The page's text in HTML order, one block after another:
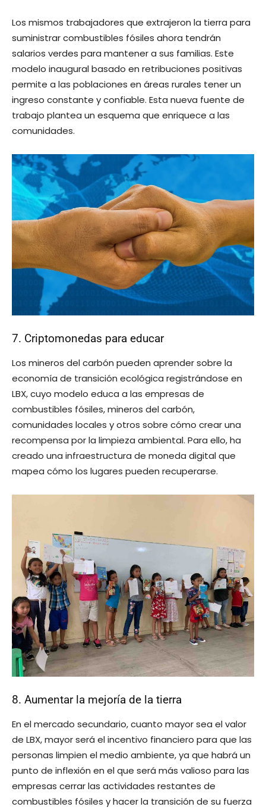
Los mismos trabajadores que extrajeron la tierra para
suministrar combustibles fósiles ahora tendrán
salarios verdes para mantener a sus familias. Este
modelo inaugural basado en retribuciones positivas
permite a las poblaciones en áreas rurales tener un
ingreso constante y confiable. Esta nueva fuente de
trabajo plantea un esquema que enriquece a las
comunidades.
7. Criptomonedas para educar
Los mineros del carbón pueden aprender sobre la
economía de transición ecológica registrándose en
LBX, cuyo modelo educa a las empresas de
combustibles fósiles, mineros del carbón,
comunidades locales y otros sobre cómo crear una
recompensa por la limpieza ambiental. Para ello, ha
creado una infraestructura de moneda digital que
mapea cómo los lugares pueden recuperarse.
8. Aumentar la mejoría de la tierra
En el mercado secundario, cuanto mayor sea el valor
de LBX, mayor será el incentivo financiero para que las
personas limpien el medio ambiente, ya que habrá un
punto de inflexión en el que será más valioso para las
empresas cerrar las actividades restantes de
combustibles fósiles y hacer la transición de su fuerza